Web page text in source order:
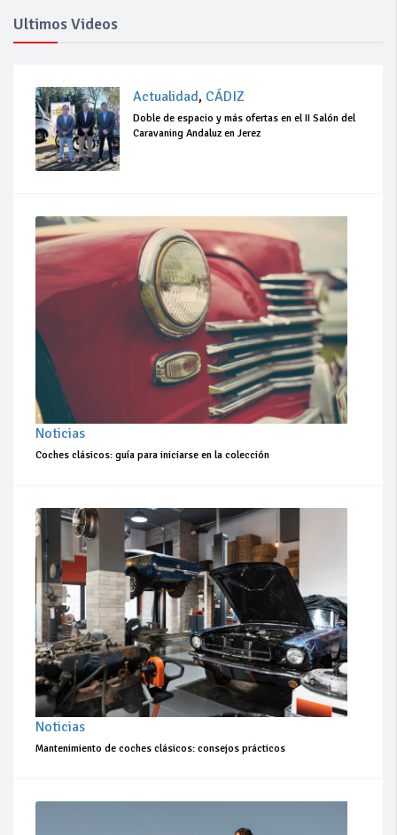
Ultimos Videos
Actualidad, CÁDIZ
Doble de espacio y más ofertas en el II Salón del
Caravaning Andaluz en Jerez
Noticias
Coches clásicos: guía para iniciarse en la colección
Noticias
Mantenimiento de coches clásicos: consejos prácticos